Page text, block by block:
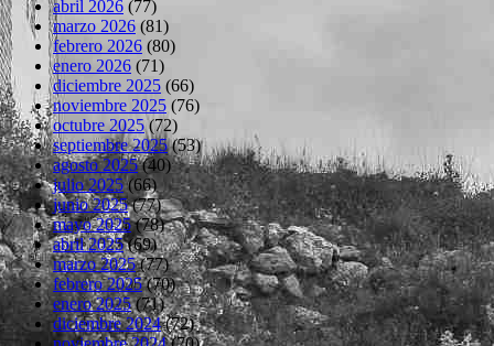
abril 2026 (77)
marzo 2026 (81)
febrero 2026 (80)
enero 2026 (71)
diciembre 2025 (66)
noviembre 2025 (76)
octubre 2025(72)
septiembre 2025(53)
agosto 2025(40)
julio 2025(66)
junio 2025(77)
mayo 2025(78)
abril 2025(69)
marzo 2025(77)
febrero 2025(70)
enero 2025(71)
diciembre 2024(72)